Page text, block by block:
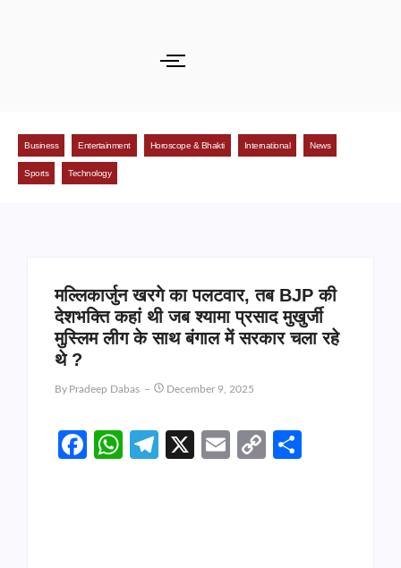
Business Entertainment Horoscope & Bhakti International News
Sports Technology
मल्लिकार्जुन खरगे का पलटवार, तब BJP की
देशभक्ति कहां थी जब श्यामा प्रसाद मुखुर्जी
मुस्लिम लीग के साथ बंगाल में सरकार चला रहे
थे ?
By Pradeep Dabas December 9, 2025
Facebook
WhatsApp
Telegram
X EmailCopy